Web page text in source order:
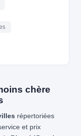
chère
répertoriées
et prix